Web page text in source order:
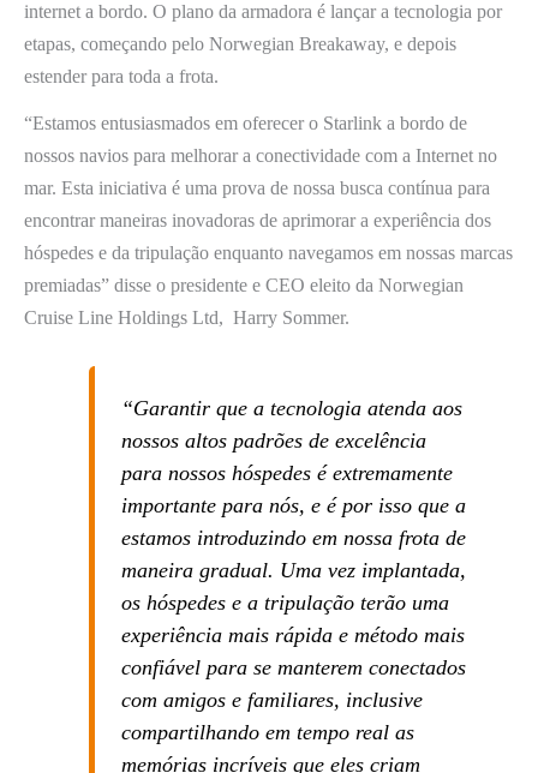
internet a bordo. O plano da armadora é lançar a tecnologia por
etapas, começando pelo Norwegian Breakaway, e depois
estender para toda a frota.
“Estamos entusiasmados em oferecer o Starlink a bordo de
nossos navios para melhorar a conectividade com a Internet no
mar. Esta iniciativa é uma prova de nossa busca contínua para
encontrar maneiras inovadoras de aprimorar a experiência dos
hóspedes e da tripulação enquanto navegamos em nossas marcas
premiadas” disse o presidente e CEO eleito da Norwegian
Cruise Line Holdings Ltd, Harry Sommer.
“Garantir que a tecnologia atenda aos
nossos altos padrões de excelência
para nossos hóspedes é extremamente
importante para nós, e é por isso que a
estamos introduzindo em nossa frota de
maneira gradual. Uma vez implantada,
os hóspedes e a tripulação terão uma
experiência mais rápida e método mais
confiável para se manterem conectados
com amigos e familiares, inclusive
compartilhando em tempo real as
memórias incríveis que eles criam